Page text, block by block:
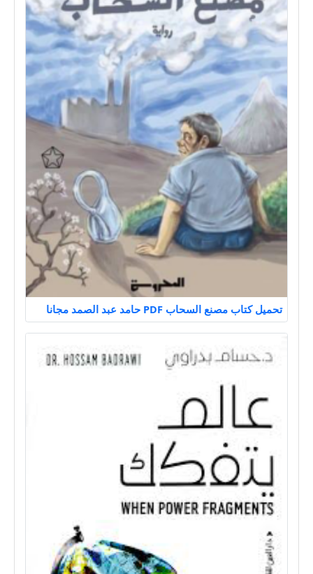
تحميل كتاب مصنع السحاب PDF حامد عبد الصمد مجانا